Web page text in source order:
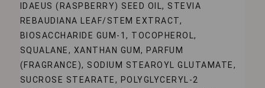
IDAEUS (RASPBERRY) SEED OIL, STEVIA
REBAUDIANA LEAF/STEM EXTRACT,
BIOSACCHARIDE GUM-1, TOCOPHEROL,
SQUALANE, XANTHAN GUM, PARFUM
(FRAGRANCE), SODIUM STEAROYL GLUTAMATE,
SUCROSE STEARATE, POLYGLYCERYL-2